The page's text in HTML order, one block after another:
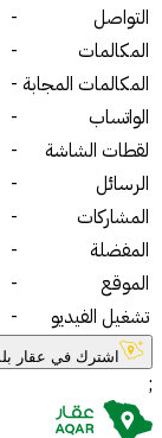
التواصل
-
المكالمات
-
المكالمات المجابة -
الواتساب
-
لقطات الشاشة
-
الرسائل
-
المشاركات
-
المفضلة
-
الموقع
-
تشغيل الفيديو
-
اشترك في عقار
;